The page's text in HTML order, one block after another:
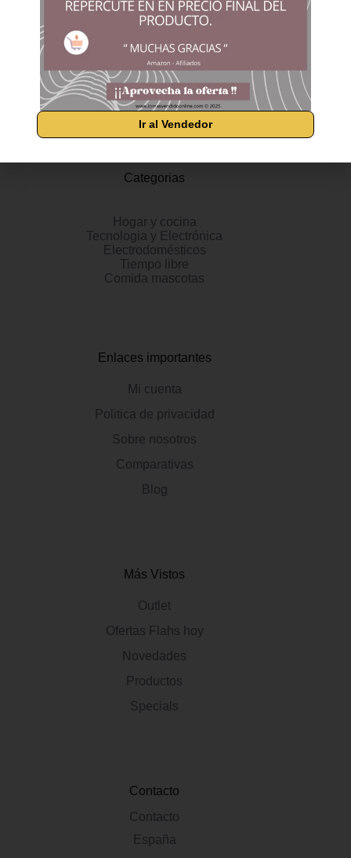
Devolución garantizada
Información adicional
Dimensiones 2 cm; 6, 42, 5 x 32 x 25, 7 kg
Valoraciones (0)
Categorias
Hogar y cocina
Tecnologia y Electrónica
Electrodomésticos
Tiempo libre
Comida mascotas
Enlaces importantes
Mi cuenta
Politica de privacidad
Sobre nosotros
Comparativas
Blog
Más Vistos
Outlet
Ofertas Flahs hoy
Novedades
Productos
Specials
Contacto
Contacto
España
Ir al Vendedor